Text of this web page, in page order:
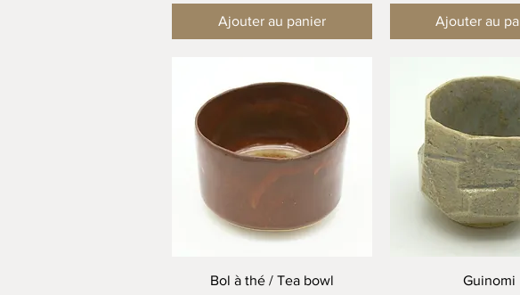
Ajouter au panier Ajouter au
Aperçu rapide
Bol à thé / Tea bowl
Aperçu
Guinomi